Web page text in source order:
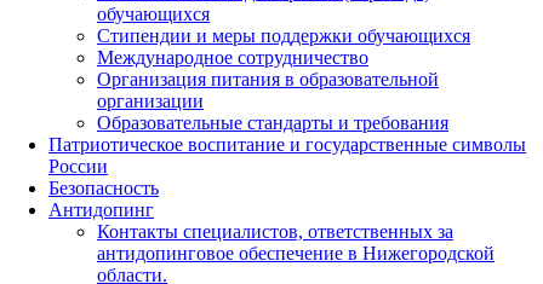
обучающихся
Стипендии и меры поддержки обучающихся
Международное сотрудничество
Организация питания в образовательной
организации
Образовательные стандарты и требования
Патриотическое воспитание и государственные символы
России
Безопасность
Антидопинг
Контакты специалистов, ответственных за
антидопинговое обеспечение в Нижегородской
области.